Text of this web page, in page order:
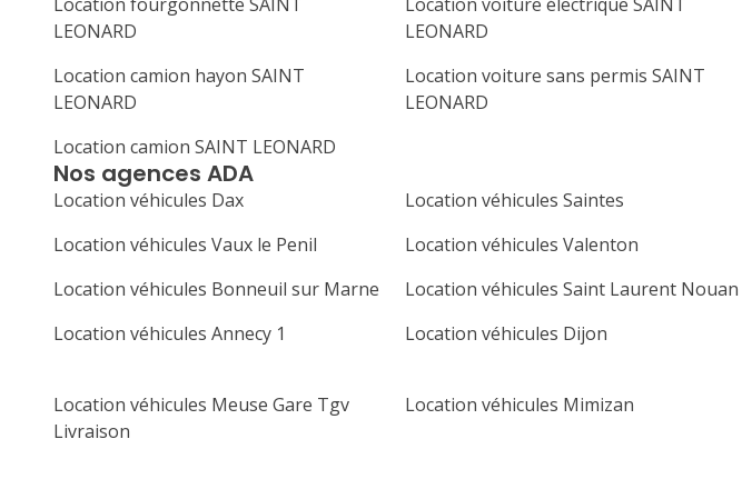
Nos agences ADA
Location véhicules Dax Location véhicules Saintes
Location véhicules Vaux le Penil
Location véhicules Valenton
Location véhicules Bonneuil sur Marne
Location véhicules Saint Laurent Nouan
Location véhicules Annecy 1
Location véhicules Dijon
Location véhicules Meuse Gare Tgv
Livraison
Location véhicules Mimizan
LEONARD
LEONARD
Location camion hayon SAINT
LEONARD
Location voiture sans permis SAINT
LEONARD
Location camion SAINT LEONARD